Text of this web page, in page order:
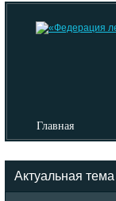
Главная
Актуальная тема